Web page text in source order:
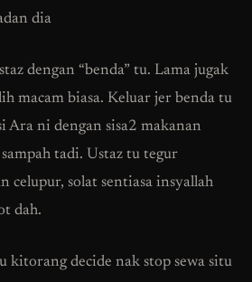
dia
dengan “benda” tu. Lama jugak
macam biasa. Keluar jer benda tu
Ara ni dengan sisa2 makanan
tadi. Ustaz tu tegur
celupur, solat sentiasa insyallah
dah.
kitorang decide nak stop sewa situ